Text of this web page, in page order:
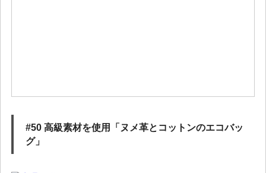
#50 高級素材を使用「ヌメ革とコットンのエコバッ
グ」